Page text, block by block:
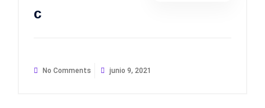
c
No Comments junio 9, 2021